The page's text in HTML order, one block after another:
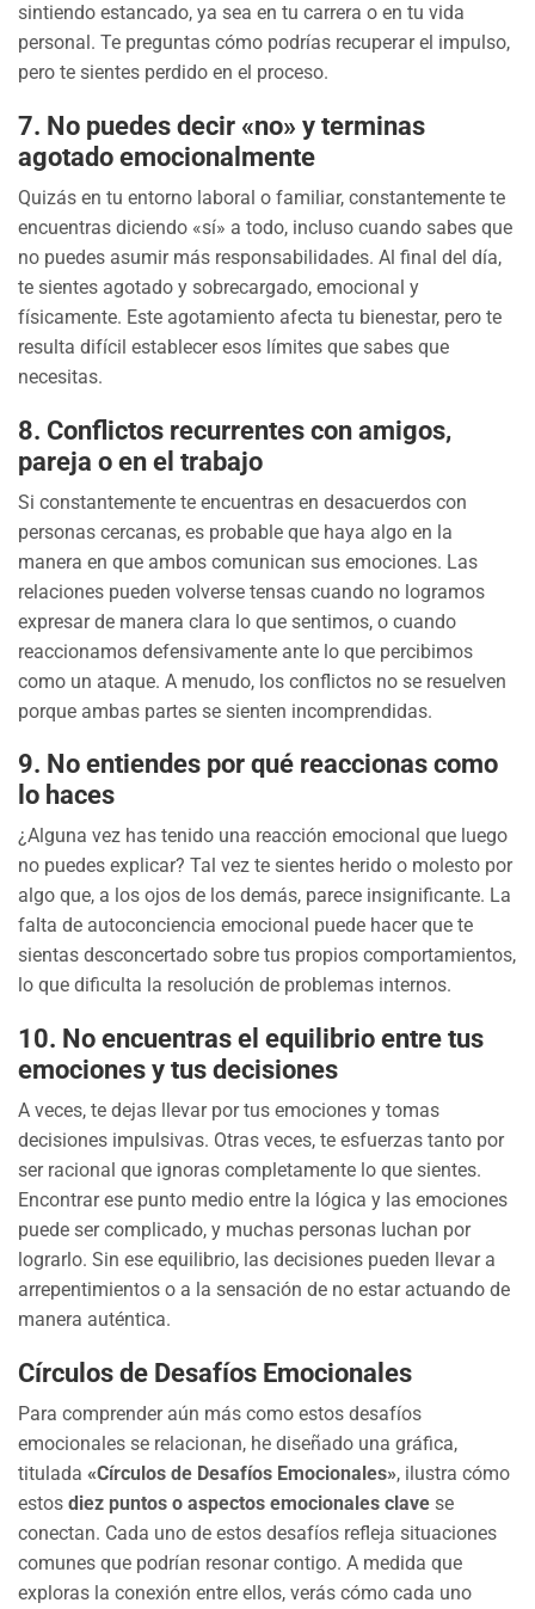
sintiendo estancado, ya sea en tu carrera o en tu vida
personal. Te preguntas cómo podrías recuperar el impulso,
pero te sientes perdido en el proceso.
7. No puedes decir «no» y terminas
agotado emocionalmente
Quizás en tu entorno laboral o familiar, constantemente te
encuentras diciendo «sí» a todo, incluso cuando sabes que
no puedes asumir más responsabilidades. Al final del día,
te sientes agotado y sobrecargado, emocional y
físicamente. Este agotamiento afecta tu bienestar, pero te
resulta difícil establecer esos límites que sabes que
necesitas.
8. Conflictos recurrentes con amigos,
pareja o en el trabajo
Si constantemente te encuentras en desacuerdos con
personas cercanas, es probable que haya algo en la
manera en que ambos comunican sus emociones. Las
relaciones pueden volverse tensas cuando no logramos
expresar de manera clara lo que sentimos, o cuando
reaccionamos defensivamente ante lo que percibimos
como un ataque. A menudo, los conflictos no se resuelven
porque ambas partes se sienten incomprendidas.
9. No entiendes por qué reaccionas como
lo haces
¿Alguna vez has tenido una reacción emocional que luego
no puedes explicar? Tal vez te sientes herido o molesto por
algo que, a los ojos de los demás, parece insignificante. La
falta de autoconciencia emocional puede hacer que te
sientas desconcertado sobre tus propios comportamientos,
lo que dificulta la resolución de problemas internos.
10. No encuentras el equilibrio entre tus
emociones y tus decisiones
A veces, te dejas llevar por tus emociones y tomas
decisiones impulsivas. Otras veces, te esfuerzas tanto por
ser racional que ignoras completamente lo que sientes.
Encontrar ese punto medio entre la lógica y las emociones
puede ser complicado, y muchas personas luchan por
lograrlo. Sin ese equilibrio, las decisiones pueden llevar a
arrepentimientos o a la sensación de no estar actuando de
manera auténtica.
Círculos de Desafíos Emocionales
Para comprender aún más como estos desafíos
emocionales se relacionan, he diseñado una gráfica,
titulada «Círculos de Desafíos Emocionales», ilustra cómo
estos diez puntos o aspectos emocionales clave se
conectan. Cada uno de estos desafíos refleja situaciones
comunes que podrían resonar contigo. A medida que
exploras la conexión entre ellos, verás cómo cada uno